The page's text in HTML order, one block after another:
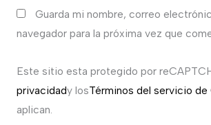
Guarda mi nombre, correo
navegador para la próxima vez que
Este sitio esta protegido por
privacidady losTérminos del servicio de
aplican.